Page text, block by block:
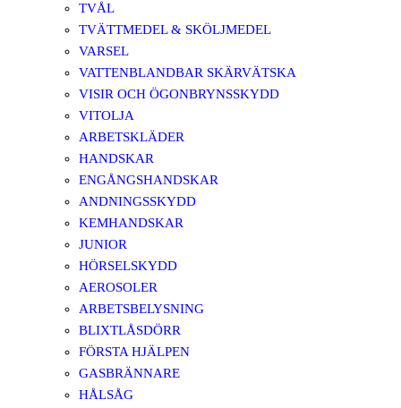
TVÅL
TVÄTTMEDEL & SKÖLJMEDEL
VARSEL
VATTENBLANDBAR SKÄRVÄTSKA
VISIR OCH ÖGONBRYNSSKYDD
VITOLJA
ARBETSKLÄDER
HANDSKAR
ENGÅNGSHANDSKAR
ANDNINGSSKYDD
KEMHANDSKAR
JUNIOR
HÖRSELSKYDD
AEROSOLER
ARBETSBELYSNING
BLIXTLÅSDÖRR
FÖRSTA HJÄLPEN
GASBRÄNNARE
HÅLSÅG